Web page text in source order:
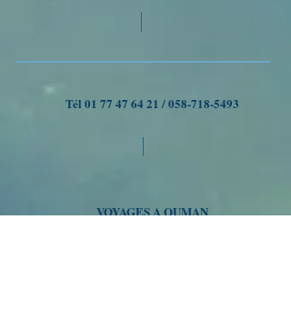
Tél 01 77 47 64 21 /058-718-5493
VOYAGES A OUMAN